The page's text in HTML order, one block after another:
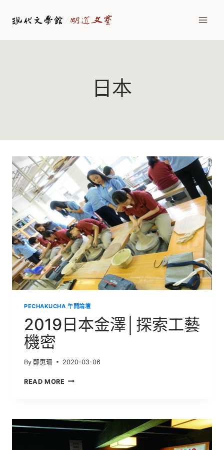
日本
PECHAKUCHA 午間論壇
2019日本金澤│探索工藝
機密
By 鄭惠珊 2020-03-06
READ MORE 2019
│
索